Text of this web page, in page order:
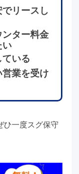
リースし
ター料金
い
いる
業を受け
ひ一度スグ保守